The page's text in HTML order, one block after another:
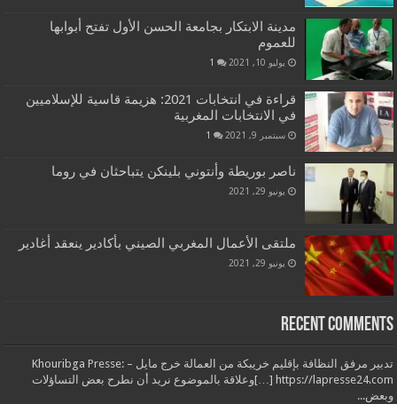
مدينة الابتكار بجامعة الحسن الأول تفتح أبوابها
للعموم
يوليو 10, 2021 1
قراءة في انتخابات 2021: هزيمة قاسية للإسلاميين
في الانتخابات المغربية
سبتمبر 9, 2021 1
ناصر بوريطة وأنتوني بلينكن يتباحثان في روما
يونيو 29, 2021
ملتقى الأعمال المغربي الصيني بأكادير ينعقد أغادير
يونيو 29, 2021
Recent Comments
تدبير مرفق النظافة بإقليم خريبكة من العمالة خرج مايل – Khouribga Presse:
[…] https://lapresse24.comوعلاقة بالموضوع نريد أن نطرح بعض التساؤلات
وبعض...